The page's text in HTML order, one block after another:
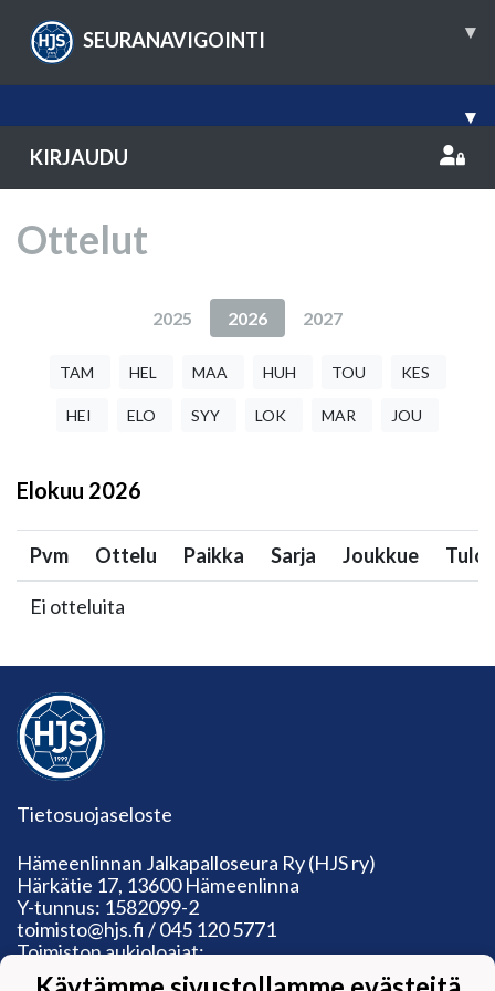
SEURANAVIGOINTI ▾
▾
KIRJAUDU
Ottelut
2025 2026 2027
TAM HEL MAA HUH TOU KES
HEI ELO SYY LOK MAR JOU
Elokuu 2026
Pvm Ottelu Paikka Sarja Joukkue Tulos
Ei otteluita
Tietosuojaseloste
Hämeenlinnan Jalkapalloseura Ry (HJS ry)
Härkätie 17, 13600 Hämeenlinna
Y-tunnus: 1582099-2
toimisto@hjs.fi / 045 120 5771
Toimiston aukioloajat:
Ma: suljettu